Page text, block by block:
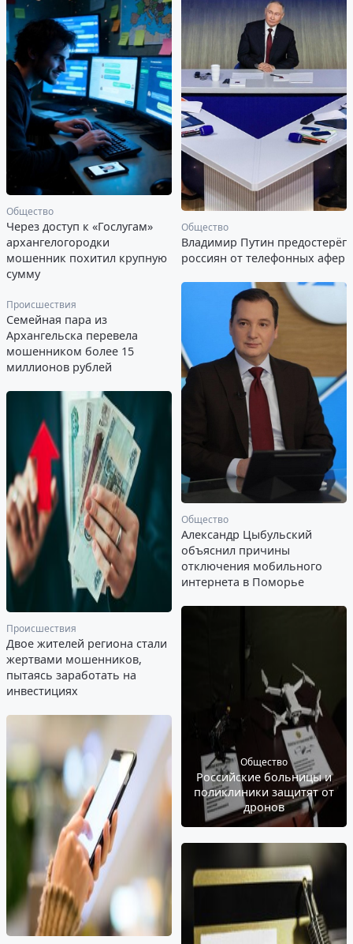
Общество
Через доступ к «Гослугам»
архангелогородки
мошенник похитил крупную
сумму
Общество
Владимир Путин предостерёг
россиян от телефонных афер
Общество
Александр Цыбульский
объяснил причины
отключения мобильного
интернета в Поморье
Происшествия
Семейная пара из
Архангельска перевела
мошенником более 15
миллионов рублей
Происшествия
Двое жителей региона стали
жертвами мошенников,
пытаясь заработать на
инвестициях
Общество
Российские больницы и
поликлиники защитят от
дронов